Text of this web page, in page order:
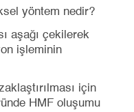
yöntem nedir?
aşağı çekilerek
işleminin
için
HMF oluşumu